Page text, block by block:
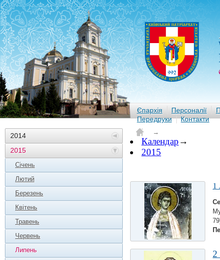
Єпархія Персоналії
Передруки
Контакти
2014
2015
Січень
Лютий
Березень
Квітень
Травень
Червень
Липень
→
Календар→
2015
1
2